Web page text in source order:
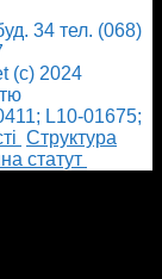
34 тел. (068)
(с) 2024
L10-01675;
Cтруктура
статут